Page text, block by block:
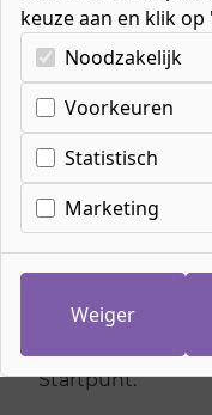
Home»
Voorwaarden
We slaan jouw
om je goed te
alleen te
Startpunt.
keuze aan en klik
Kies uw cookie-
Noodzakelijk
Voorkeuren
Statistisch
Marketing
Weiger